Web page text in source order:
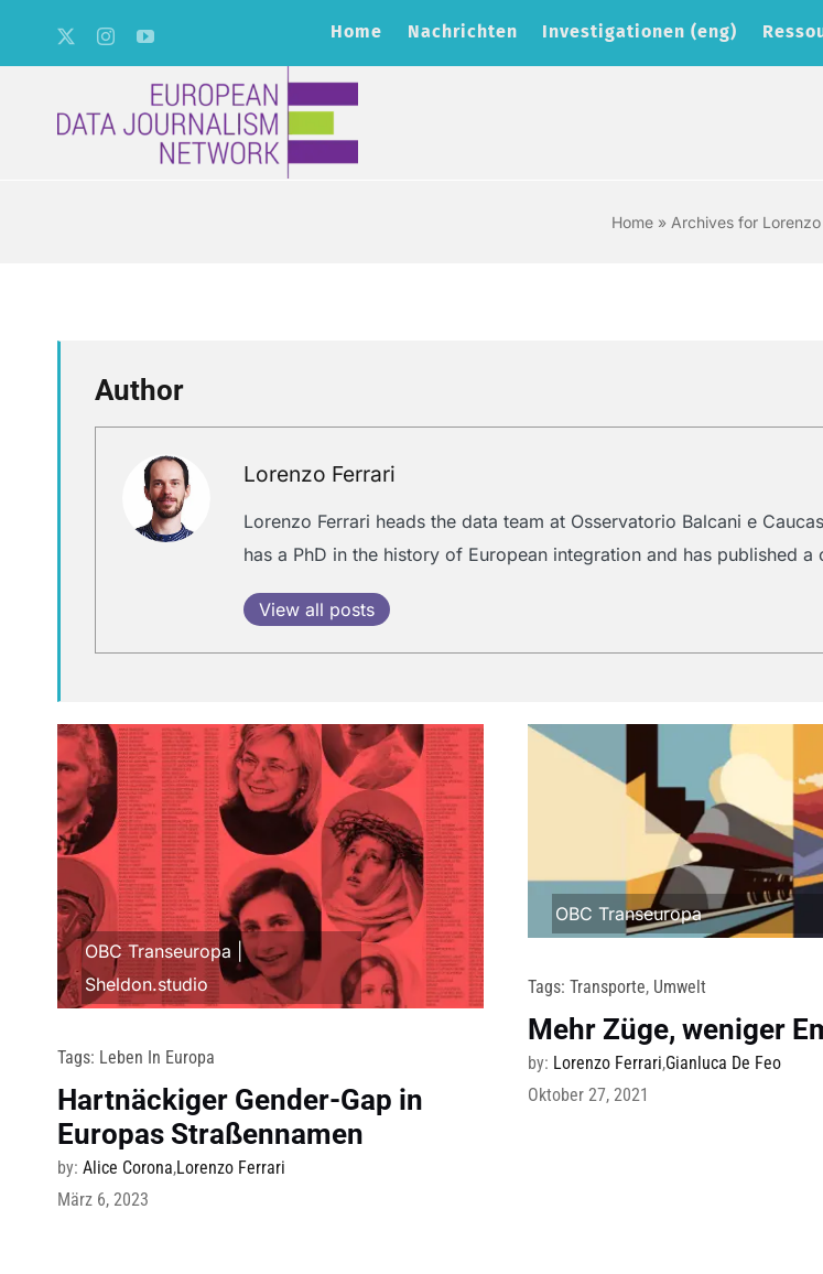
Home Nachrichten Investigationen (eng)
Home» Archives for Lorenzo
Author
Lorenzo Ferrari
Lorenzo Ferrari heads the data team at Osservatorio Balcani e
has a PhD in the history of European integration and has published
View all posts
OBC Transeuropa |
Sheldon.studio
Tags: Leben In Europa
Hartnäckiger Gender-Gap in
Europas Straßennamen
by: Alice Corona,Lorenzo Ferrari
März 6, 2023
OBC Transeuropa
Tags: Transporte, Umwelt
Mehr Züge, weniger
by: Lorenzo Ferrari,Gianluca De Feo
Oktober 27, 2021